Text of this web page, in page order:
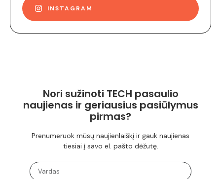
INSTAGRAM
Nori sužinoti TECH pasaulio
naujienas ir geriausius pasiūlymus
pirmas?
Prenumeruok mūsų naujienlaiškį ir gauk naujienas
tiesiai į savo el. pašto dėžutę.